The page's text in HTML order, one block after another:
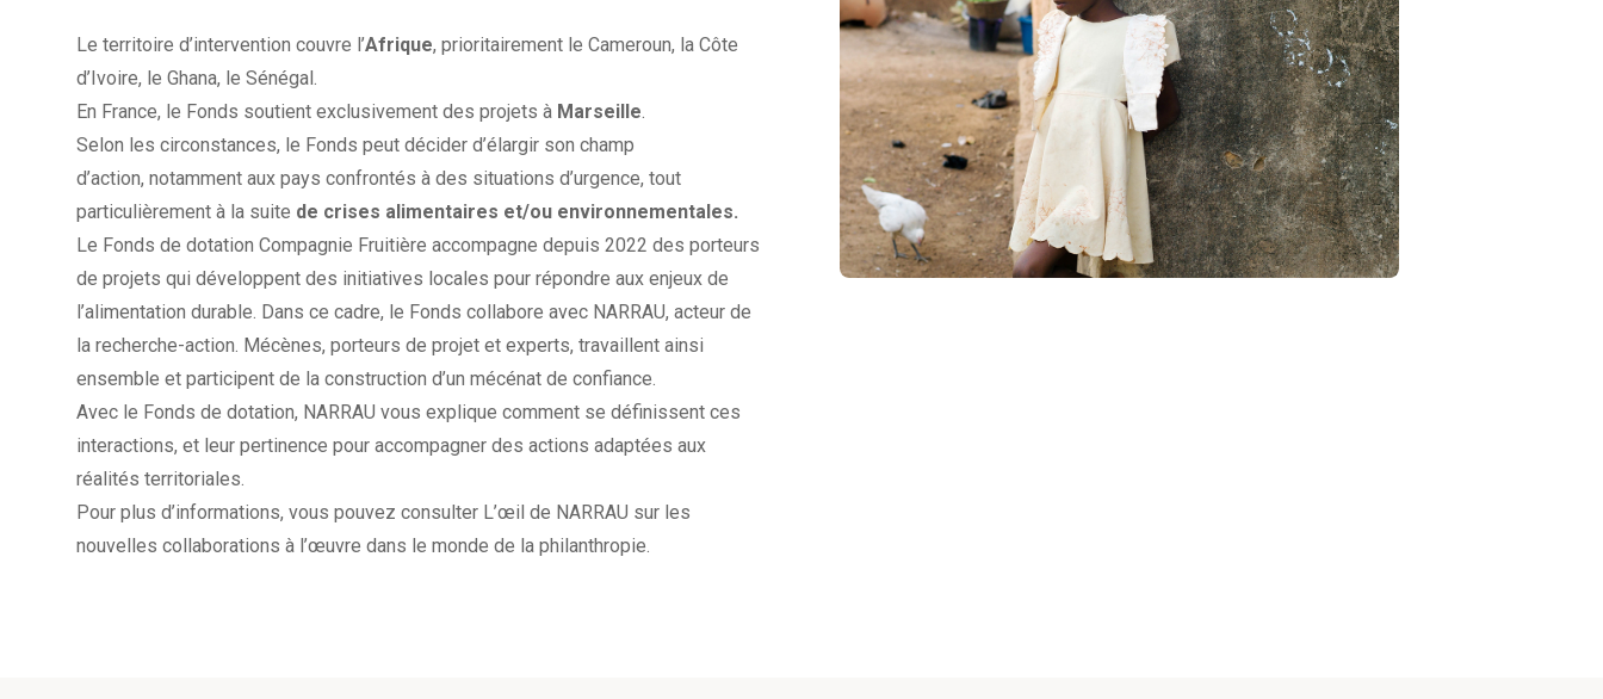
Le territoire d’intervention couvre l’Afrique, prioritairement le Cameroun, la Côte
d’Ivoire, le Ghana, le Sénégal.
En France, le Fonds soutient exclusivement des projets à Marseille.
Selon les circonstances, le Fonds peut décider d’élargir son champ
d’action, notamment aux pays confrontés à des situations d’urgence, tout
particulièrement à la suite de crises alimentaires et/ou environnementales.
Le Fonds de dotation Compagnie Fruitière accompagne depuis 2022 des porteurs
de projets qui développent des initiatives locales pour répondre aux enjeux de
l’alimentation durable. Dans ce cadre, le Fonds collabore avec NARRAU, acteur de
la recherche-action. Mécènes, porteurs de projet et experts, travaillent ainsi
ensemble et participent de la construction d’un mécénat de confiance.
Avec le Fonds de dotation, NARRAU vous explique comment se définissent ces
interactions, et leur pertinence pour accompagner des actions adaptées aux
réalités territoriales.
Pour plus d’informations, vous pouvez consulter L’œil de NARRAU sur les
nouvelles collaborations à l’œuvre dans le monde de la philanthropie.